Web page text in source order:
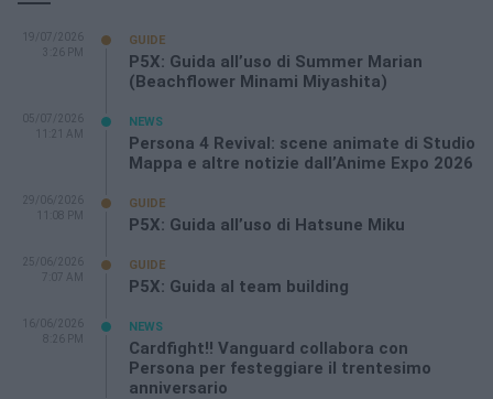
19/07/2026
3:26 PM
GUIDE
P5X: Guida all’uso di Summer Marian
(Beachflower Minami Miyashita)
05/07/2026
11:21 AM
NEWS
Persona 4 Revival: scene animate di Studio
Mappa e altre notizie dall’Anime Expo 2026
29/06/2026
11:08 PM
GUIDE
P5X: Guida all’uso di Hatsune Miku
25/06/2026
7:07 AM
GUIDE
P5X: Guida al team building
16/06/2026
8:26 PM
NEWS
Cardfight!! Vanguard collabora con
Persona per festeggiare il trentesimo
anniversario